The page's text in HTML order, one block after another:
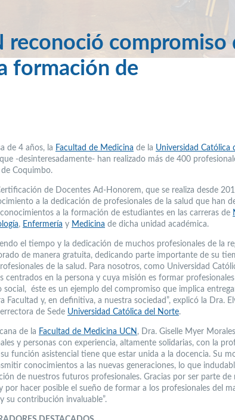
reconoció compromiso
formación de
de 4 años, la Facultad de Medicina de la Universidad Católica
-desinteresadamente- han realizado más de 400
Coquimbo.
de Docentes Ad-Honorem, que se realiza desde
a la dedicación de profesionales de la salud que han
a la formación de estudiantes en las carreras de
, Enfermería y Medicina de dicha unidad académica.
el tiempo y la dedicación de muchos profesionales de la
de manera gratuita, dedicando parte importante de su
de la salud. Para nosotros, como Universidad
centrados en la persona y cuya misión es formar
éste es un ejemplo del compromiso que implica
Facultad y, en definitiva, a nuestra sociedad”, explicó la Dra.
de Sede Universidad Católica del Norte.
de la Facultad de Medicina UCN , Dra. Giselle Myer
y personas con experiencia, altamente solidarias, con la
función asistencial tiene que estar unida a la docencia. Su
conocimientos a las nuevas generaciones, lo que
de nuestros futuros profesionales. Gracias por ser parte de
por hacer posible el sueño de formar a los profesionales del
su contribución invaluable”.­